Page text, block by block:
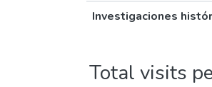
Investigaciones
Total visits